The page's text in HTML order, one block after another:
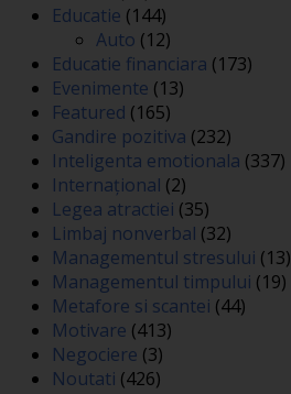
Educatie (144)
Auto (12)
Educatie financiara (173)
Evenimente (13)
Featured (165)
Gandire pozitiva (232)
Inteligenta emotionala (337)
Internațional (2)
Legea atractiei (35)
Limbaj nonverbal (32)
Managementul stresului (13)
Managementul timpului (19)
Metafore si scantei (44)
Motivare (413)
Negociere (3)
Noutati (426)